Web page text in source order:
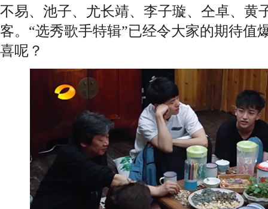
不易、池子、尤长靖、李子璇、仝卓、黄
客。“选秀歌手特辑”已经令大家的期待值
喜呢？